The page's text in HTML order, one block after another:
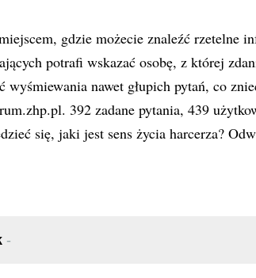
gdzie możecie znaleźć rzetelne
potrafi wskazać osobę, z której
wyśmiewania nawet głupich pytań, co
392 zadane pytania, 439
się, jaki jest sens życia harcerza?
-